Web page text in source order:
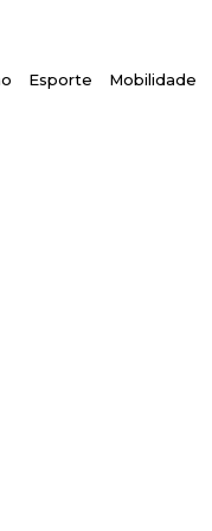
Esporte Mobilidade